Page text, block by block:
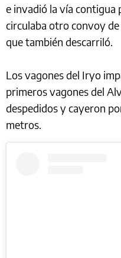
e invadió la vía contigua
circulaba otro convoy
que también descarriló.
Los vagones del Iryo
primeros vagones del
despedidos y cayeron
metros.